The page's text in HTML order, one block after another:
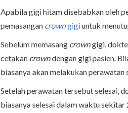
Apabila gigi hitam disebabkan oleh
pemasangan crowngigiuntuk
Sebelum memasang crowngigi,
cetakan crowndengan gigi pasien.
biasanya akan melakukan
Setelah perawatan tersebut selesai,
biasanya selesai dalam waktu